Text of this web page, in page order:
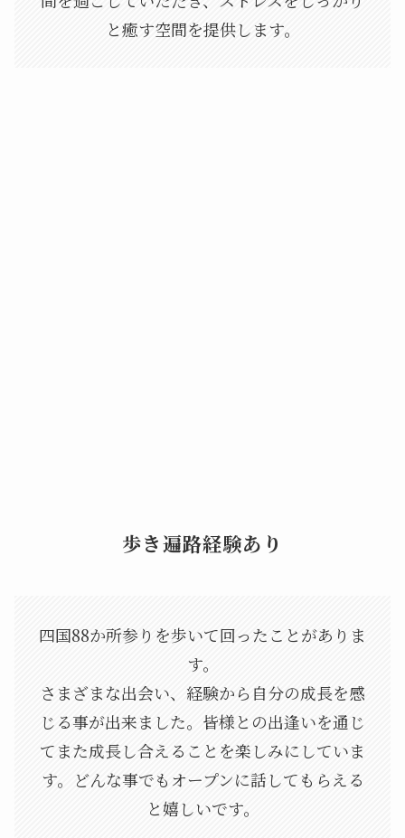
と癒す空間を提供します。
歩き遍路経験あり
四国88か所参りを歩いて回ったことがありま
す。
さまざまな出会い、経験から自分の成長を感
じる事が出来ました。皆様との出逢いを通じ
てまた成長し合えることを楽しみにしていま
す。どんな事でもオープンに話してもらえる
と嬉しいです。